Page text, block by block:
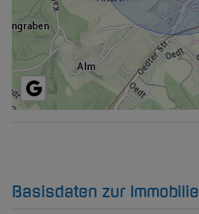
Basisdaten zur Immobilie